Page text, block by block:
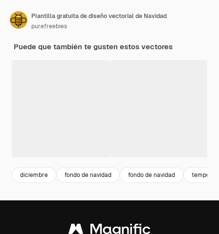
Plantilla gratuita de diseño vectorial de Navidad
purefreebies
Puede que también te gusten estos vectores
diciembre fondo de navidad fondo de navidad